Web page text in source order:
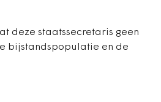
deze staatssecretaris geen
bijstandspopulatie en de